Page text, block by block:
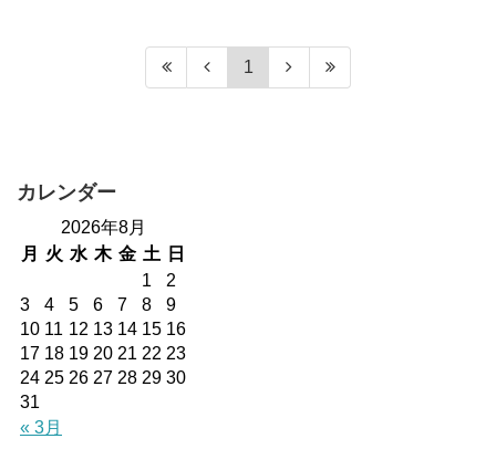
1
カレンダー
2026年8月
月
火 水 木 金 土 日
« 3月
1
2
3
4 5 6 7 8
9
10 11 12 13 14 15 16
17 18 19 20 21 22 23
24 25 26 27 28 29 30
31